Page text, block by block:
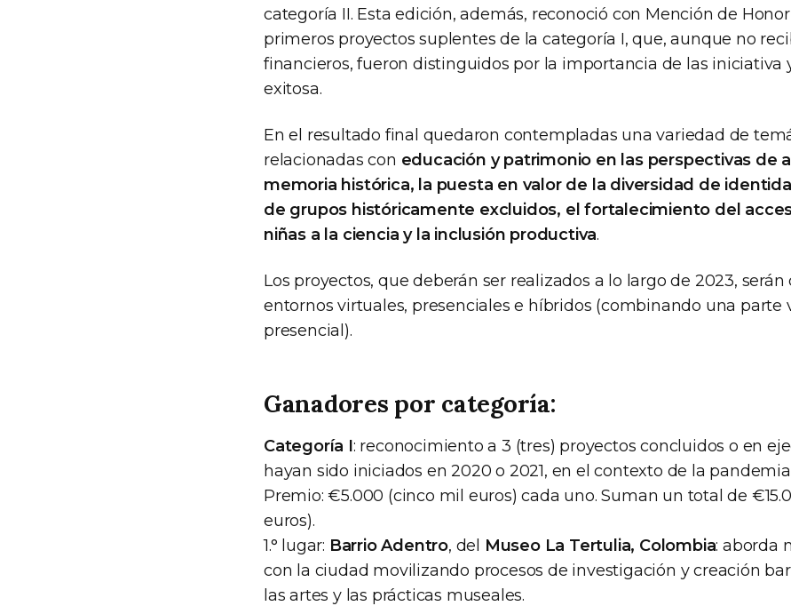
categoría II. Esta edición, además, reconoció con Mención de
primeros proyectos suplentes de la categoría I, que, aunque no
financieros, fueron distinguidos por la importancia de las iniciativa
exitosa.
En el resultado final quedaron contempladas una variedad de
relacionadas con educación y patrimonio en las perspectivas de
memoria histórica, la puesta en valor de la diversidad de
de grupos históricamente excluidos, el fortalecimiento del
niñas a la ciencia y la inclusión productiva.
Los proyectos, que deberán ser realizados a lo largo de 2023, serán
entornos virtuales, presenciales e híbridos (combinando una parte
presencial).
Ganadores por categoría:
Categoría I: reconocimiento a 3 (tres) proyectos concluidos o en
hayan sido iniciados en 2020 o 2021, en el contexto de la pandemia
Premio: €5.000 (cinco mil euros) cada uno. Suman un total de
euros).
1.° lugar: Barrio Adentro, del Museo La Tertulia, Colombia: aborda
con la ciudad movilizando procesos de investigación y creación
las artes y las prácticas museales.